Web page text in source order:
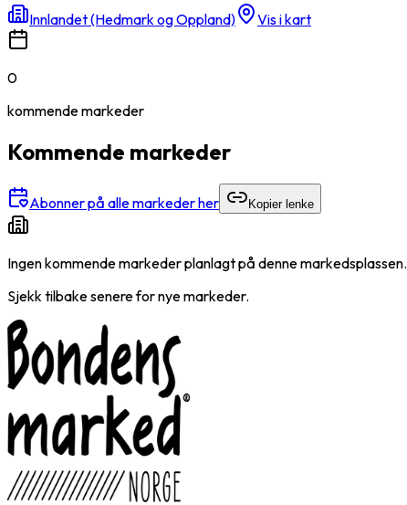
Innlandet (Hedmark og Oppland) Vis i kart
0
kommendemarkeder
Kommende markeder
Abonner på alle markeder her Kopier lenke
Ingen kommende markeder planlagt på denne markedsplassen.
Sjekk tilbake senere for nye markeder.